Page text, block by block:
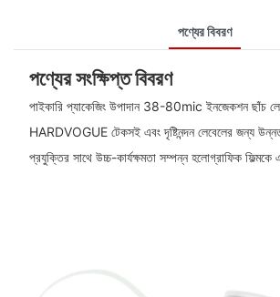
পণ্যের বিবরণ
পণ্যের সংক্ষিপ্ত বিবরণ
পাইকারি প্যাকেজিং উপাদান 38-80mic ইনজেকশন ছাঁচ
HARDVOGUE টেকসই এবং দৃষ্টিনন্দন লেবেলের জন্য
প্রযুক্তির সাথে উচ্চ-কার্যক্ষমতা সম্পন্ন হলোগ্রাফিক